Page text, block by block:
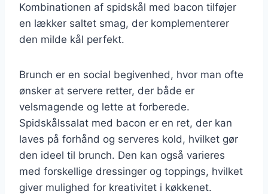
Kombinationen af spidskål med bacon tilføjer
en lækker saltet smag, der komplementerer
den milde kål perfekt.
Brunch er en social begivenhed, hvor man ofte
ønsker at servere retter, der både er
velsmagende og lette at forberede.
Spidskålssalat med bacon er en ret, der kan
laves på forhånd og serveres kold, hvilket gør
den ideel til brunch. Den kan også varieres
med forskellige dressinger og toppings, hvilket
giver mulighed for kreativitet i køkkenet.